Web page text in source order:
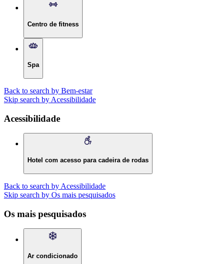
Centro de fitness
Spa
Back to search by Bem-estar
Skip search by Acessibilidade
Acessibilidade
Hotel com acesso para cadeira de rodas
Back to search by Acessibilidade
Skip search by Os mais pesquisados
Os mais pesquisados
Ar condicionado